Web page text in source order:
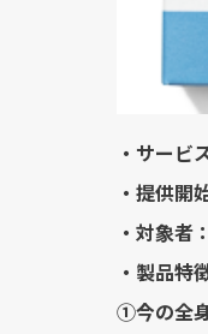
・サービ
・提供開
・対象者
・製品特
①今の全